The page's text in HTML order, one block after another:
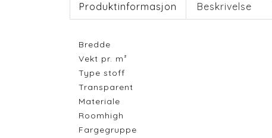
Produktinformasjon Beskrivelse
Bredde
Vekt pr. m²
Type stoff
Transparent
Materiale
Roomhigh
Fargegruppe